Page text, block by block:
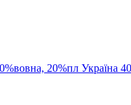
20%пл Україна